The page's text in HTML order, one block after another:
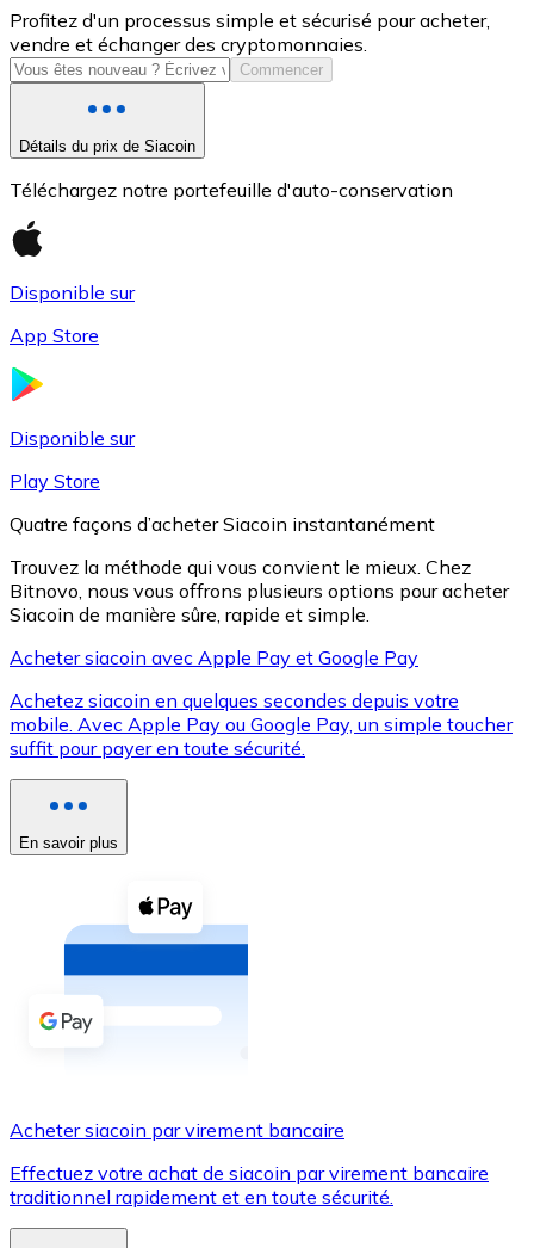
USD Coin
USDC
XRP
XRP
Voir toutes
Coupons crypto
Achetez des cryptomonnaies en espèces et d'autres
Acheter avec espèces
Virement SEPA
Utilisez les cartes Visa et Mastercard pour acheter
Acheter avec carte
Profitez d'un processus simple et sécurisé pour acheter,
vendre et échanger des cryptomonnaies.
Commencer
Détails du prix de Siacoin
Téléchargez notre portefeuille d'auto-conservation
Disponible sur
App Store
Disponible sur
Play Store
Quatre façons d’acheter Siacoin instantanément
Trouvez la méthode qui vous convient le mieux. Chez
Bitnovo, nous vous offrons plusieurs options pour acheter
Siacoin de manière sûre, rapide et simple.
Acheter siacoin avec Apple Pay et Google Pay
Achetez siacoin en quelques secondes depuis votre
mobile. Avec Apple Pay ou Google Pay, un simple toucher
suffit pour payer en toute sécurité.
En savoir plus
Acheter siacoin par virement bancaire
Effectuez votre achat de siacoin par virement bancaire
traditionnel rapidement et en toute sécurité.